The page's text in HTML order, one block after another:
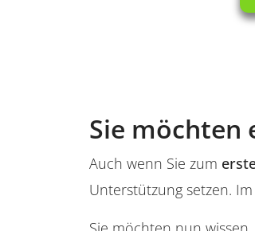
Sie möchten
Auch wenn Sie zum
Unterstützung setzen.